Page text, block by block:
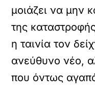
μοιάζει να μην
της
η ταινία τον
ανεύθυνο νέο,
που όντως